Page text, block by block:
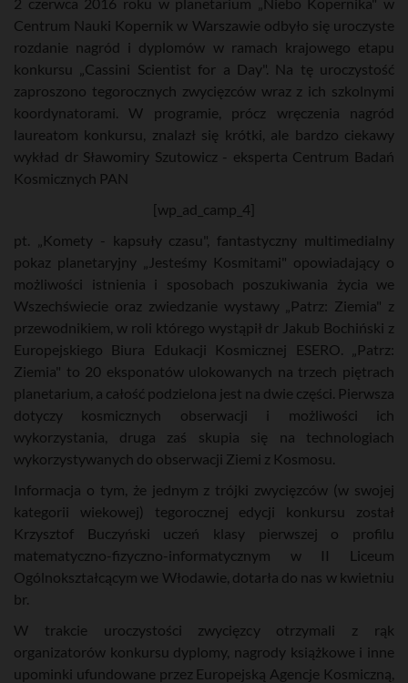
Centrum Nauki Kopernik w Warszawie odbyło się uroczyste
rozdanie nagród i dyplomów w ramach krajowego etapu
konkursu „Cassini Scientist for a Day". Na tę uroczystość
zaproszono tegorocznych zwycięzców wraz z ich szkolnymi
koordynatorami. W programie, prócz wręczenia nagród
laureatom konkursu, znalazł się krótki, ale bardzo ciekawy
wykład dr Sławomiry Szutowicz - eksperta Centrum Badań
Kosmicznych PAN
[wp_ad_camp_4]
pt. „Komety - kapsuły czasu", fantastyczny multimedialny
pokaz planetaryjny „Jesteśmy Kosmitami" opowiadający o
możliwości istnienia i sposobach poszukiwania życia we
Wszechświecie oraz zwiedzanie wystawy „Patrz: Ziemia" z
przewodnikiem, w roli którego wystąpił dr Jakub Bochiński z
Europejskiego Biura Edukacji Kosmicznej ESERO. „Patrz:
Ziemia" to 20 eksponatów ulokowanych na trzech piętrach
planetarium, a całość podzielona jest na dwie części. Pierwsza
dotyczy kosmicznych obserwacji i możliwości ich
wykorzystania, druga zaś skupia się na technologiach
wykorzystywanych do obserwacji Ziemi z Kosmosu.
Informacja o tym, że jednym z trójki zwycięzców (w swojej
kategorii wiekowej) tegorocznej edycji konkursu został
Krzysztof Buczyński uczeń klasy pierwszej o profilu
matematyczno-fizyczno-informatycznym w II Liceum
Ogólnokształcącym we Włodawie, dotarła do nas w kwietniu
br.
W trakcie uroczystości zwycięzcy otrzymali z rąk
organizatorów konkursu dyplomy, nagrody książkowe i inne
upominki ufundowane przez Europejską Agencje Kosmiczną,